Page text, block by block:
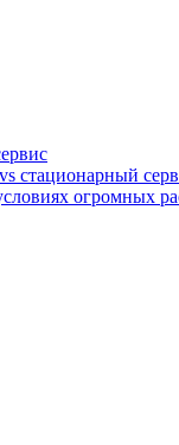
стационарный
огромных